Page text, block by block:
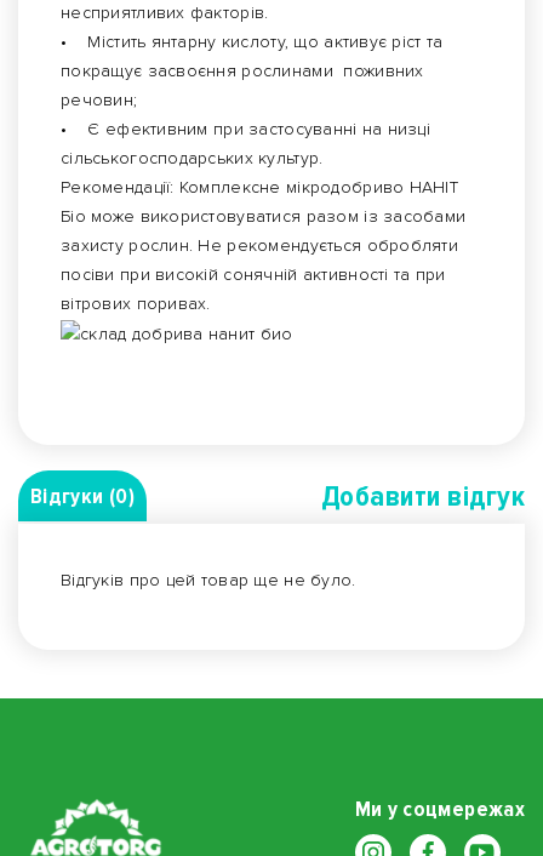
несприятливих факторів.
• Містить янтарну кислоту, що активує ріст та
покращує засвоєння рослинами поживних
речовин;
• Є ефективним при застосуванні на низці
сільськогосподарських культур.
Рекомендації: Комплексне мікродобриво НАНІТ
Біо може використовуватися разом із засобами
захисту рослин. Не рекомендується обробляти
посіви при високій сонячній активності та при
вітрових поривах.
Відгуки (0) Добавити вiдгук
Відгуків про цей товар ще не було.
Ми у соцмережах